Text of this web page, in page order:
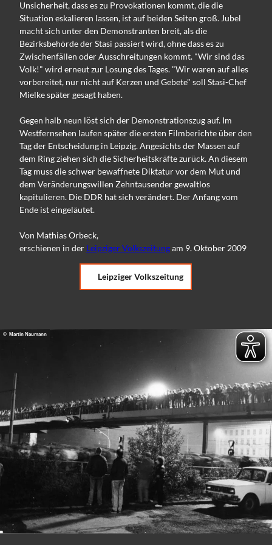
Unsicherheit, dass es zu Provokationen kommt, die die
Situation eskalieren lassen, ist auf beiden Seiten groß. Jubel
macht sich unter den Demonstranten breit, als die
Bezirksbehörde der Stasi passiert wird, ohne dass es zu
Zwischenfällen oder Ausschreitungen kommt. "Wir sind das
Volk!" wird erneut zur Losung des Tages. "Wir waren auf alles
vorbereitet, nur nicht auf Kerzen und Gebete" soll Stasi-Chef
Mielke später gesagt haben.
Gegen halb neun löst sich der Demonstrationszug auf. Im
Westfernsehen laufen später die ersten Filmberichte über den
Tag der Entscheidung in Leipzig. Angesichts der Massen auf
dem Ring ziehen sich die Sicherheitskräfte zurück. An diesem
Tag muss die schwer bewaffnete Diktatur vor dem Mut und
dem Veränderungswillen Zehntausender gewaltlos
kapitulieren. Die DDR hat sich verändert. Der Anfang vom
Ende ist eingeläutet.
Von Mathias Orbeck,
erschienen in der Leipziger Volkszeitungam 9. Oktober 2009
Leipziger Volkszeitung
© Martin Naumann